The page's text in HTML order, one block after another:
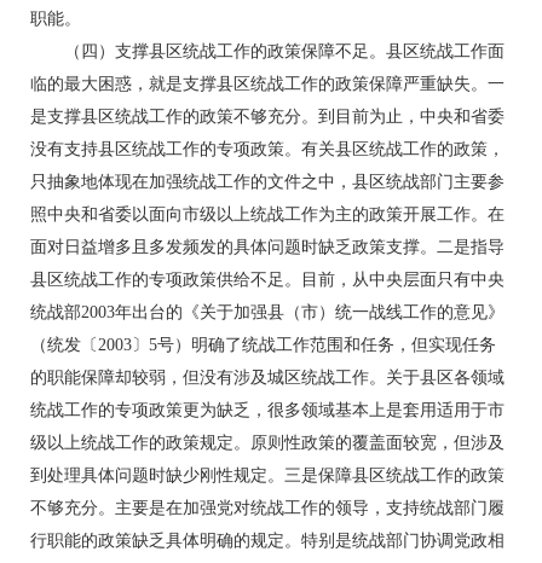
职能。
（四）支撑县区统战工作的政策保障不足。县区统战工作面
临的最大困惑，就是支撑县区统战工作的政策保障严重缺失。一
是支撑县区统战工作的政策不够充分。到目前为止，中央和省委
没有支持县区统战工作的专项政策。有关县区统战工作的政策，
只抽象地体现在加强统战工作的文件之中，县区统战部门主要参
照中央和省委以面向市级以上统战工作为主的政策开展工作。在
面对日益增多且多发频发的具体问题时缺乏政策支撑。二是指导
县区统战工作的专项政策供给不足。目前，从中央层面只有中央
统战部2003年出台的《关于加强县（市）统一战线工作的意见》
（统发〔2003〕5号）明确了统战工作范围和任务，但实现任务
的职能保障却较弱，但没有涉及城区统战工作。关于县区各领域
统战工作的专项政策更为缺乏，很多领域基本上是套用适用于市
级以上统战工作的政策规定。原则性政策的覆盖面较宽，但涉及
到处理具体问题时缺少刚性规定。三是保障县区统战工作的政策
不够充分。主要是在加强党对统战工作的领导，支持统战部门履
行职能的政策缺乏具体明确的规定。特别是统战部门协调党政相